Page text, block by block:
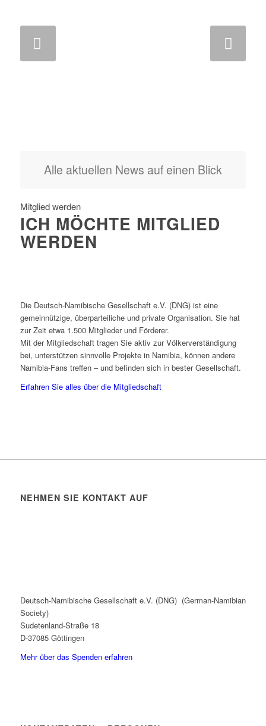
Alle aktuellen News auf einen Blick
Mitglied werden
ICH MÖCHTE MITGLIED
WERDEN
Die Deutsch-Namibische Gesellschaft e.V. (DNG) ist eine
gemeinnützige, überparteiliche und private Organisation. Sie hat
zur Zeit etwa 1.500 Mitglieder und Förderer.
Mit der Mitgliedschaft tragen Sie aktiv zur Völkerverständigung
bei, unterstützen sinnvolle Projekte in Namibia, können andere
Namibia-Fans treffen – und befinden sich in bester Gesellschaft.
Erfahren Sie alles über die Mitgliedschaft
NEHMEN SIE KONTAKT AUF
Deutsch-Namibische Gesellschaft e.V. (DNG) (German-Namibian
Society)
Sudetenland-Straße 18
D-37085 Göttingen
Mehr über das Spenden erfahren